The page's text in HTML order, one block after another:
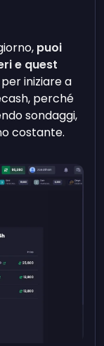
puoi
e quest
iniziare a
perché
sondaggi,
costante.